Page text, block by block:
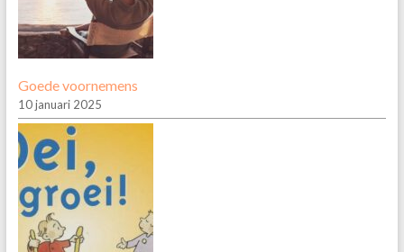
Goede voornemens
10 januari 2025